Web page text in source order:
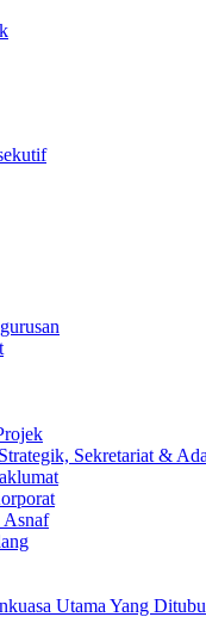
Sekretariat &
Asnaf
Utama Yang